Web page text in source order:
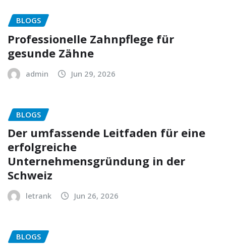
BLOGS
Professionelle Zahnpflege für
gesunde Zähne
admin Jun 29, 2026
BLOGS
Der umfassende Leitfaden für eine
erfolgreiche
Unternehmensgründung in der
Schweiz
letrank Jun 26, 2026
BLOGS